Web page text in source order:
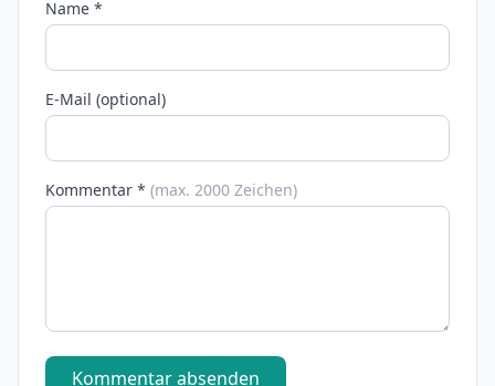
Name *
E-Mail (optional)
Kommentar * (max. 2000 Zeichen)
Kommentar absenden